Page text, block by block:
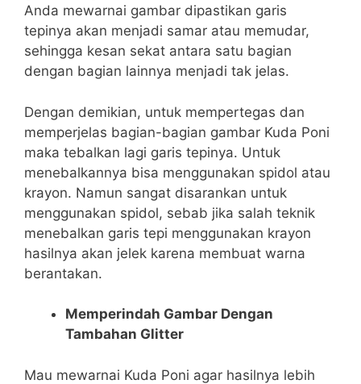
Anda mewarnai gambar dipastikan garis
tepinya akan menjadi samar atau memudar,
sehingga kesan sekat antara satu bagian
dengan bagian lainnya menjadi tak jelas.
Dengan demikian, untuk mempertegas dan
memperjelas bagian-bagian gambar Kuda Poni
maka tebalkan lagi garis tepinya. Untuk
menebalkannya bisa menggunakan spidol atau
krayon. Namun sangat disarankan untuk
menggunakan spidol, sebab jika salah teknik
menebalkan garis tepi menggunakan krayon
hasilnya akan jelek karena membuat warna
berantakan.
Memperindah Gambar Dengan
Tambahan Glitter
Mau mewarnai Kuda Poni agar hasilnya lebih